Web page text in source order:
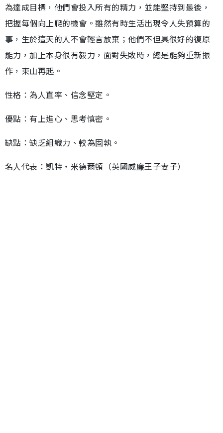
為達成目標，他們會投入所有的精力，並能堅持到最後，
把握每個向上爬的機會。雖然有時生活出現令人失預算的
事，生於這天的人不會輕言放棄；他們不但具很好的復原
能力，加上本身很有毅力，面對失敗時，總是能夠重新振
作，東山再起。
性格：為人直率、信念堅定。
優點：有上進心、思考慎密。
缺點：缺乏組織力、較為固執。
名人代表：凱特‧米德爾頓（英國威廉王子妻子）